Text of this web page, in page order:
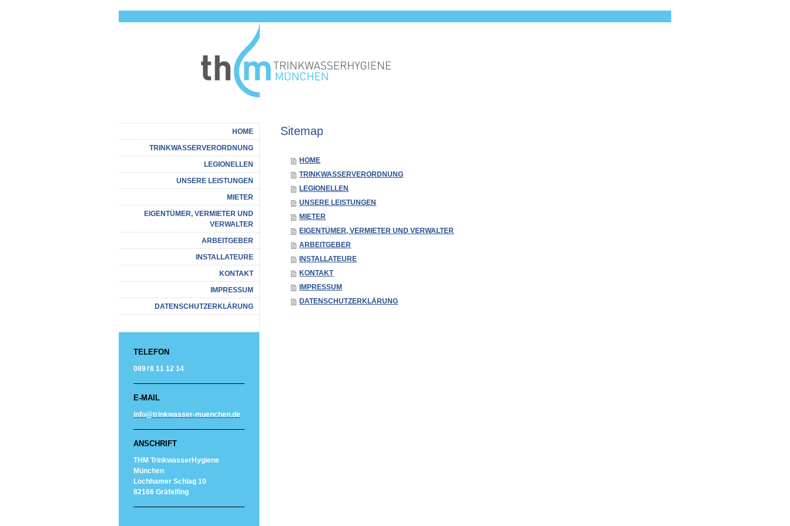
Sitemap
HOME
TRINKWASSERVERORDNUNG
LEGIONELLEN
UNSERE LEISTUNGEN
MIETER
EIGENTÜMER, VERMIETER UND VERWALTER
ARBEITGEBER
INSTALLATEURE
KONTAKT
IMPRESSUM
DATENSCHUTZERKLÄRUNG
HOME
TRINKWASSERVERORDNUNG
LEGIONELLEN
UNSERE LEISTUNGEN
MIETER
EIGENTÜMER, VERMIETER UND
VERWALTER
ARBEITGEBER
INSTALLATEURE
KONTAKT
IMPRESSUM
DATENSCHUTZERKLÄRUNG
TELEFON
089 / 8 11 12 14
E-MAIL
info@trinkwasser-muenchen.de
ANSCHRIFT
THM TrinkwasserHygiene
München
Lochhamer Schlag 10
82166 Gräfelfing